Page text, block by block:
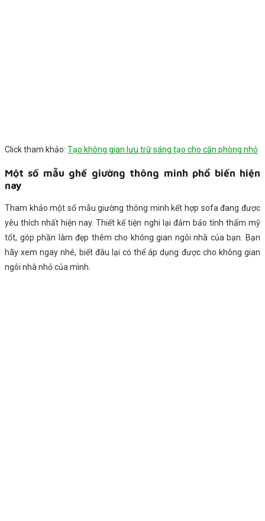
Click tham khảo: Tạo không gian lưu trữ sáng tạo cho căn phòng nhỏ
Một số mẫu ghế giường thông minh phổ biến hiện
nay
Tham khảo một số mẫu giường thông minh kết hợp sofa đang được
yêu thích nhất hiện nay. Thiết kế tiện nghi lại đảm bảo tính thẩm mỹ
tốt, góp phần làm đẹp thêm cho không gian ngôi nhà của bạn. Bạn
hãy xem ngay nhé, biết đâu lại có thể áp dụng được cho không gian
ngôi nhà nhỏ của mình.